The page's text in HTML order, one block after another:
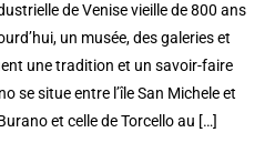
de Venise vieille de 800 ans
un musée, des galeries et
une tradition et un savoir-faire
se situe entre l’île San Michele et
et celle de Torcello au […]